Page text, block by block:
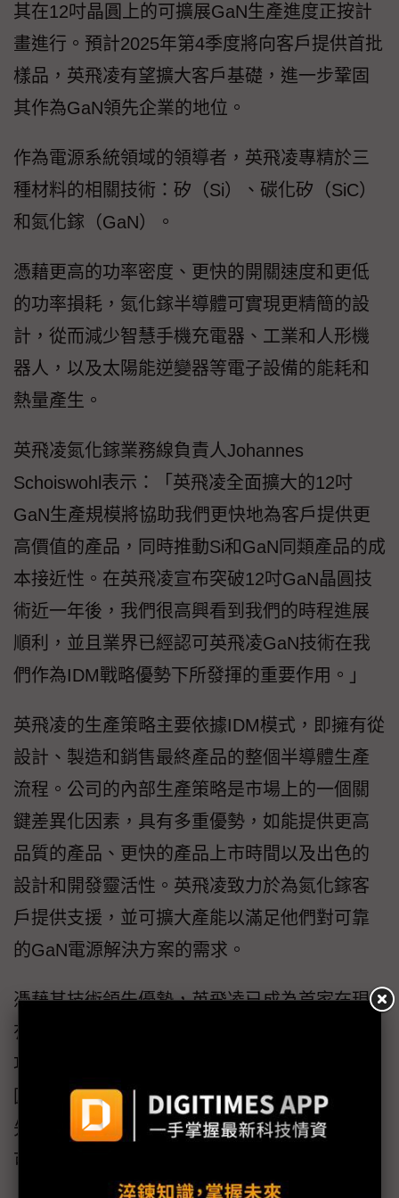
其在12吋晶圓上的可擴展GaN生產進度正按計
畫進行。預計2025年第4季度將向客戶提供首批
樣品，英飛凌有望擴大客戶基礎，進一步鞏固
其作為GaN領先企業的地位。
作為電源系統領域的領導者，英飛凌專精於三
種材料的相關技術：矽（Si）、碳化矽（SiC）
和氮化鎵（GaN）。
憑藉更高的功率密度、更快的開關速度和更低
的功率損耗，氮化鎵半導體可實現更精簡的設
計，從而減少智慧手機充電器、工業和人形機
器人，以及太陽能逆變器等電子設備的能耗和
熱量產生。
英飛凌氮化鎵業務線負責人Johannes
Schoiswohl表示：「英飛凌全面擴大的12吋
GaN生產規模將協助我們更快地為客戶提供更
高價值的產品，同時推動Si和GaN同類產品的成
本接近性。在英飛凌宣布突破12吋GaN晶圓技
術近一年後，我們很高興看到我們的時程進展
順利，並且業界已經認可英飛凌GaN技術在我
們作為IDM戰略優勢下所發揮的重要作用。」
英飛凌的生產策略主要依據IDM模式，即擁有從
設計、製造和銷售最終產品的整個半導體生產
流程。公司的內部生產策略是市場上的一個關
鍵差異化因素，具有多重優勢，如能提供更高
品質的產品、更快的產品上市時間以及出色的
設計和開發靈活性。英飛凌致力於為氮化鎵客
戶提供支援，並可擴大產能以滿足他們對可靠
的GaN電源解決方案的需求。
憑藉其技術領先優勢，英飛凌已成為首家在現
有大批量生產基礎設施內成功開發出12吋GaN
功率晶圓技術的半導體製造商。與現有的8吋晶
圓相比，12吋晶圓上的晶片生產在技術上更加
先進，效率也顯著提高，因為更大的晶圓直徑
可使晶片生產效率提高2.3倍。